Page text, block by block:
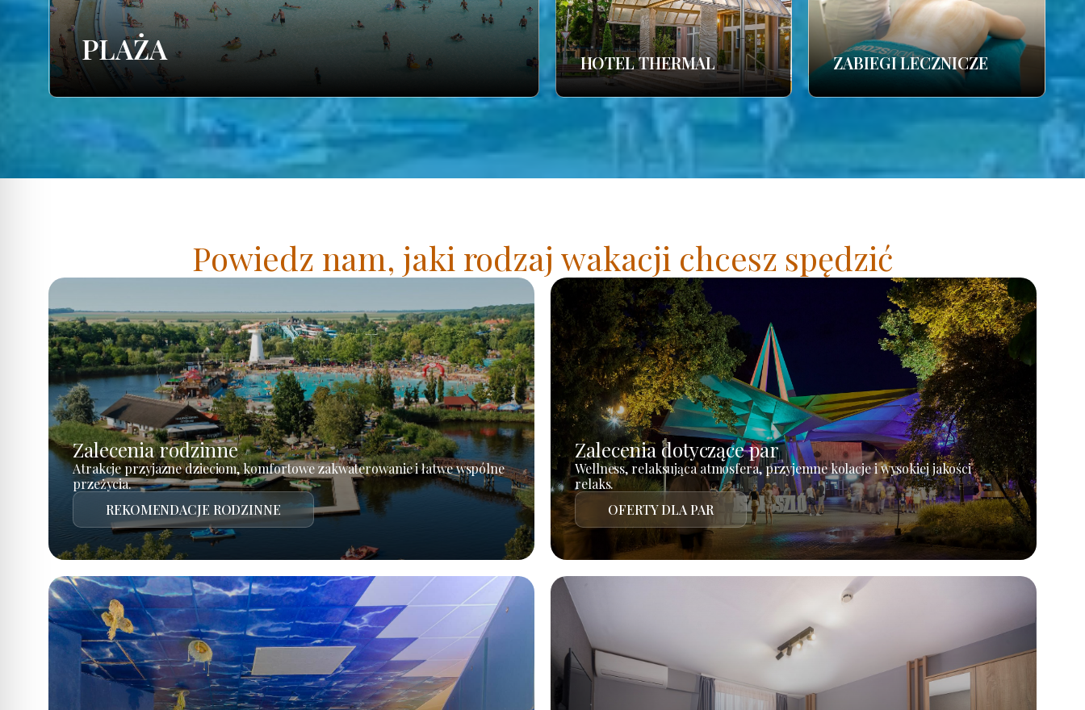
PLAŻA HOTEL THERMAL ZABIEGI LECZNICZE
Powiedz nam, jaki rodzaj wakacji chcesz spędzić
Zalecenia rodzinne
Atrakcje przyjazne dzieciom, komfortowe zakwaterowanie i łatwe wspólne
przeżycia.
REKOMENDACJE RODZINNE
Zalecenia dotyczące par
Wellness, relaksująca atmosfera, przyjemne kolacje i wysokiej jakości
relaks.
OFERTY DLA PAR